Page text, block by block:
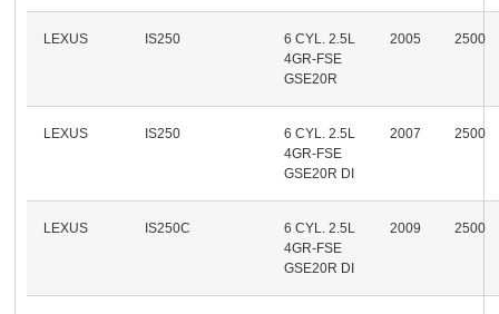
LEXUS IS250
6 CYL. 2.5L
4GR-FSE
GSE20R
2005 2500
LEXUS IS250
6 CYL. 2.5L
4GR-FSE
GSE20R DI
2007 2500
LEXUS IS250C
6 CYL. 2.5L
4GR-FSE
GSE20R DI
2009 2500